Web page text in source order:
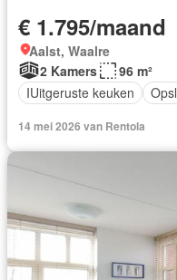
€ 1.795/maand
Aalst, Waalre
2 Kamers
96 m²
IUitgeruste keuken
14 mei 2026 van Rentola